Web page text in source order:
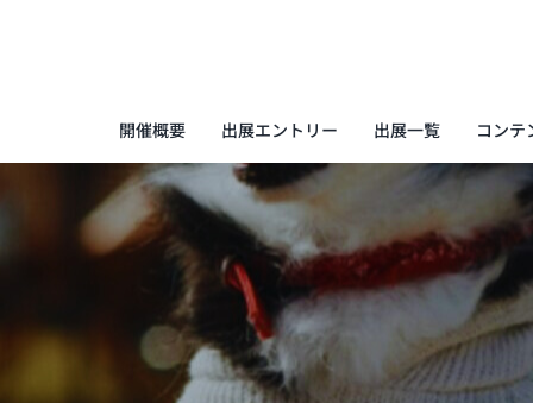
開催概要 出展エントリー 出展一覧 コンテ